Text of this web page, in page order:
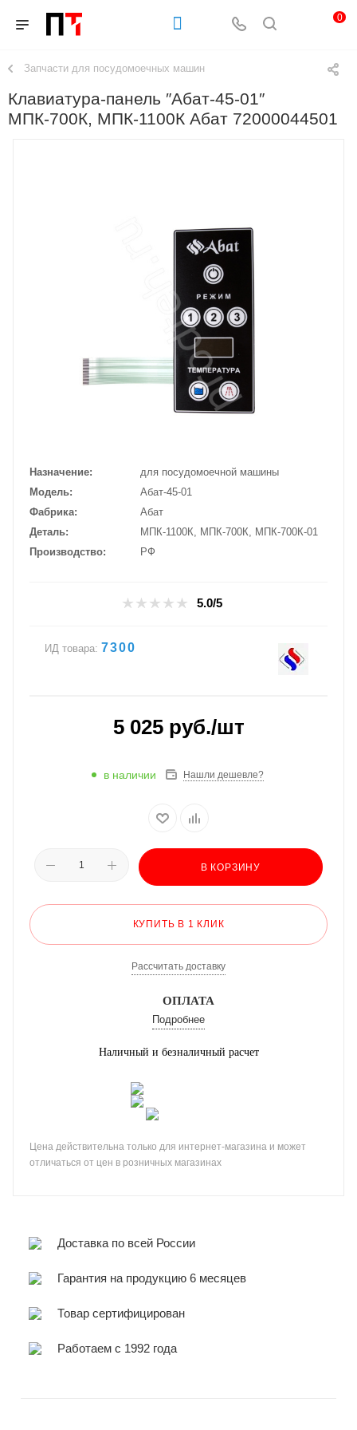
0
Запчасти для посудомоечных машин
Клавиатура-панель ″Абат-45-01″
МПК-700К, МПК-1100К Абат 72000044501
Назначение
для посудомоечной машины
Модель
Абат-45-01
Фабрика
Абат
Деталь
МПК-1100К, МПК-700К, МПК-700К-01
Производство
РФ
5.0/5
ИД товара: 7300
5 025руб./шт
в наличии Нашли дешевле?
В КОРЗИНУ
КУПИТЬ В 1 КЛИК
Рассчитать доставку
ОПЛАТА
Подробнее
Наличный и безналичный расчет
Цена действительна только для интернет-магазина и может
отличаться от цен в розничных магазинах
Доставка по всей России
Гарантия на продукцию 6 месяцев
Товар сертифицирован
Работаем с 1992 года